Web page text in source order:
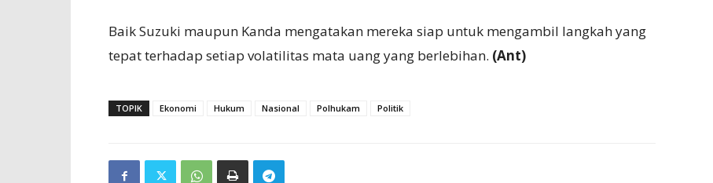
Baik Suzuki maupun Kanda mengatakan mereka siap untuk mengambil langkah yang
tepat terhadap setiap volatilitas mata uang yang berlebihan. (Ant)
TOPIK Ekonomi Hukum Nasional Polhukam Politik